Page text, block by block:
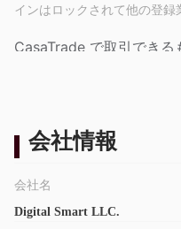
インはロックされて他の登録
CasaTrade で取引できる
CasaTrade では、外国為替
口座タイプ
CasaTradeは、ユーザーがリ
想通貨$10,000を使用して取
会社情報
会社名
Digital Smart LLC.